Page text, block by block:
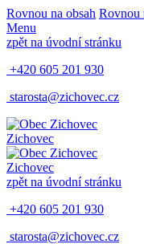
Rovnou na obsah Rovnou
Menu
zpět na úvodní stránku
+420 605 201 930
starosta@zichovec.cz
Zichovec
Zichovec
zpět na úvodní stránku
+420 605 201 930
starosta@zichovec.cz